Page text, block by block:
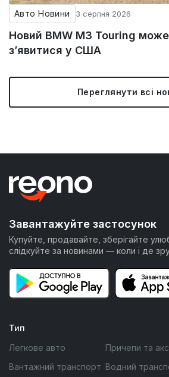
Авто Новини 3 серпня 2026
Новий BMW M3 Touring
з’явитися у США
Переглянути всі
Завантажуйте застосунок
Купуйте, продавайте, зберігайте
слідкуйте за новинами — коли і де
Тип
Легкове авто
Вантажний транспорт
Причепи та
Водний